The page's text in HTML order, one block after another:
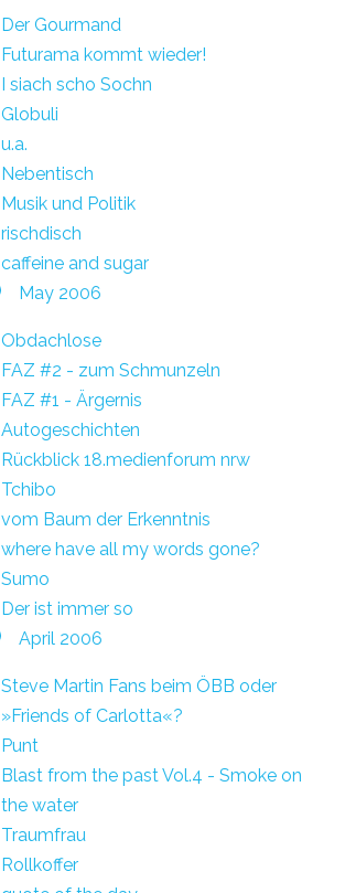
Der Gourmand
Futurama kommt wieder!
I siach scho Sochn
Globuli
u.a.
Nebentisch
Musik und Politik
rischdisch
caffeine and sugar
May 2006
Obdachlose
FAZ #2 - zum Schmunzeln
FAZ #1 - Ärgernis
Autogeschichten
Rückblick 18.medienforum nrw
Tchibo
vom Baum der Erkenntnis
where have all my words gone?
Sumo
Der ist immer so
April 2006
Steve Martin Fans beim ÖBB oder
»Friends of Carlotta«?
Punt
Blast from the past Vol.4 - Smoke on
the water
Traumfrau
Rollkoffer